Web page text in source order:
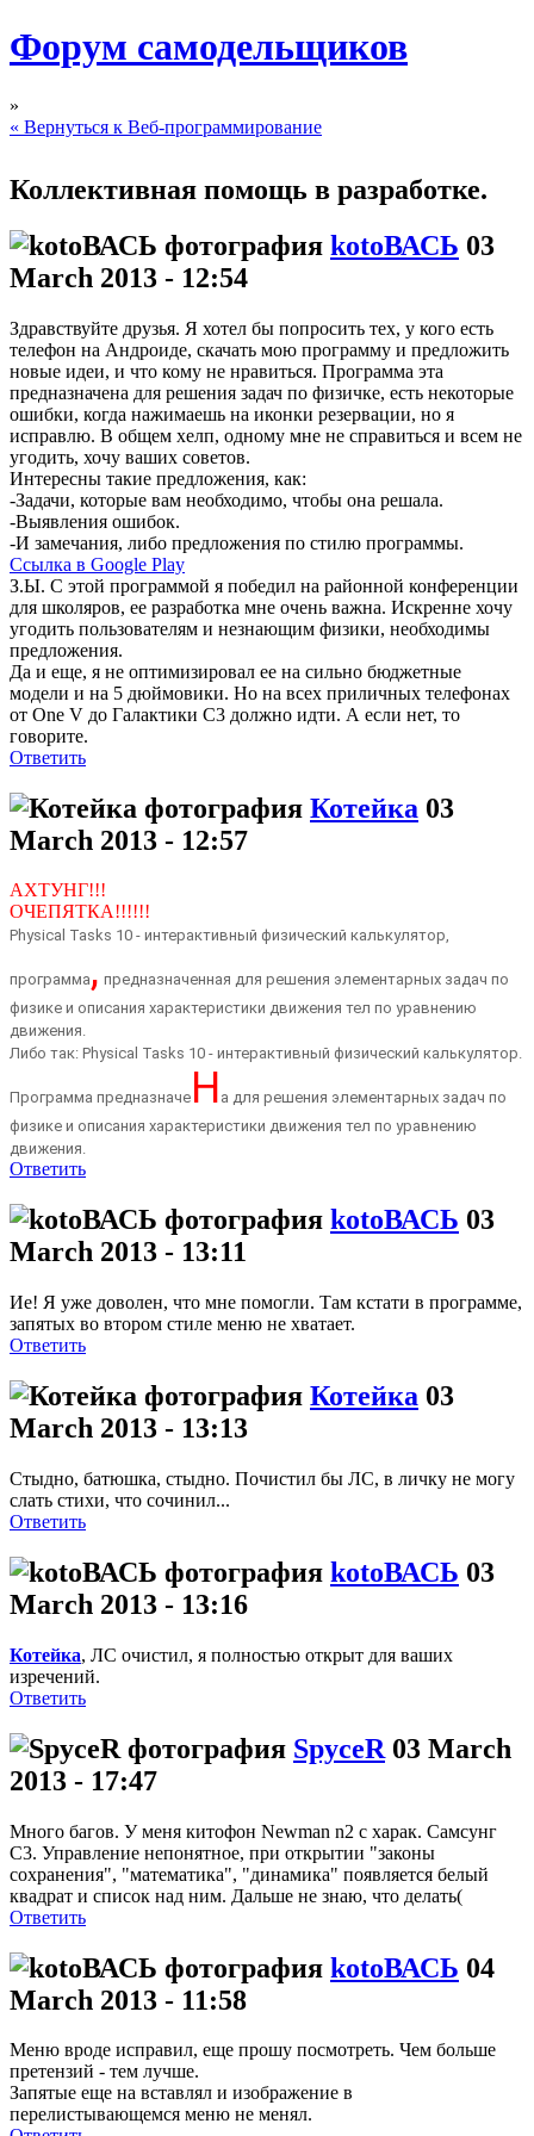
Форум самодельщиков
»
« Вернуться к Веб-программирование
Коллективная помощь в разработке.
kotoВАСЬ 03
March 2013 - 12:54
Здравствуйте друзья. Я хотел бы попросить тех, у кого есть
телефон на Андроиде, скачать мою программу и предложить
новые идеи, и что кому не нравиться. Программа эта
предназначена для решения задач по физичке, есть некоторые
ошибки, когда нажимаешь на иконки резервации, но я
исправлю. В общем хелп, одному мне не справиться и всем не
угодить, хочу ваших советов.
Интересны такие предложения, как:
-Задачи, которые вам необходимо, чтобы она решала.
-Выявления ошибок.
-И замечания, либо предложения по стилю программы.
Ссылка в Google Play
З.Ы. С этой программой я победил на районной конференции
для школяров, ее разработка мне очень важна. Искренне хочу
угодить пользователям и незнающим физики, необходимы
предложения.
Да и еще, я не оптимизировал ее на сильно бюджетные
модели и на 5 дюймовики. Но на всех приличных телефонах
от One V до Галактики С3 должно идти. А если нет, то
говорите.
Ответить
Котейка 03
March 2013 - 12:57
АХТУНГ!!!
ОЧЕПЯТКА!!!!!!
Physical Tasks 10 - интерактивный физический калькулятор,
программа, предназначенная для решения элементарных задач по
физике и описания характеристики движения тел по уравнению
движения.
Либо так: Physical Tasks 10 - интерактивный физический калькулятор.
Программа предназначе Н а для решения элементарных задач по
физике и описания характеристики движения тел по уравнению
движения.
Ответить
kotoВАСЬ 03
March 2013 - 13:11
Ие! Я уже доволен, что мне помогли. Там кстати в программе,
запятых во втором стиле меню не хватает.
Ответить
Котейка 03
March 2013 - 13:13
Стыдно, батюшка, стыдно. Почистил бы ЛС, в личку не могу
слать стихи, что сочинил...
Ответить
kotoВАСЬ 03
March 2013 - 13:16
Котейка, ЛС очистил, я полностью открыт для ваших
изречений.
Ответить
SpyceR 03 March
2013 - 17:47
Много багов. У меня китофон Newman n2 с харак. Самсунг
С3. Управление непонятное, при открытии "законы
сохранения", "математика", "динамика" появляется белый
квадрат и список над ним. Дальше не знаю, что делать(
Ответить
kotoВАСЬ 04
March 2013 - 11:58
Меню вроде исправил, еще прошу посмотреть. Чем больше
претензий - тем лучше.
Запятые еще на вставлял и изображение в
перелистывающемся меню не менял.